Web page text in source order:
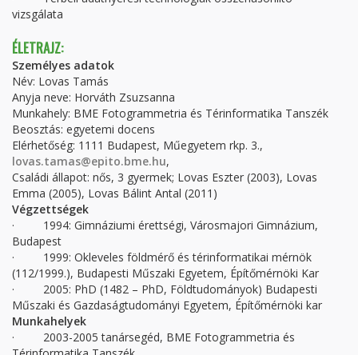
vizsgálata
ÉLETRAJZ:
Személyes adatok
Név: Lovas Tamás
Anyja neve: Horváth Zsuzsanna
Munkahely: BME Fotogrammetria és Térinformatika Tanszék
Beosztás: egyetemi docens
Elérhetőség: 1111 Budapest, Műegyetem rkp. 3.,
lovas.tamas@epito.bme.hu,
Családi állapot: nős, 3 gyermek; Lovas Eszter (2003), Lovas
Emma (2005), Lovas Bálint Antal (2011)
Végzettségek
· 1994: Gimnáziumi érettségi, Városmajori Gimnázium,
Budapest
· 1999: Okleveles földmérő és térinformatikai mérnök
(112/1999.), Budapesti Műszaki Egyetem, Építőmérnöki Kar
· 2005: PhD (1482 – PhD, Földtudományok) Budapesti
Műszaki és Gazdaságtudományi Egyetem, Építőmérnöki kar
Munkahelyek
· 2003-2005 tanársegéd, BME Fotogrammetria és